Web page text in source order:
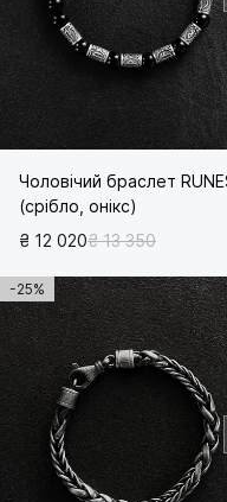
Чоловічий браслет
(срібло, онікс)
₴ 12 020₴ 13 350
-25%